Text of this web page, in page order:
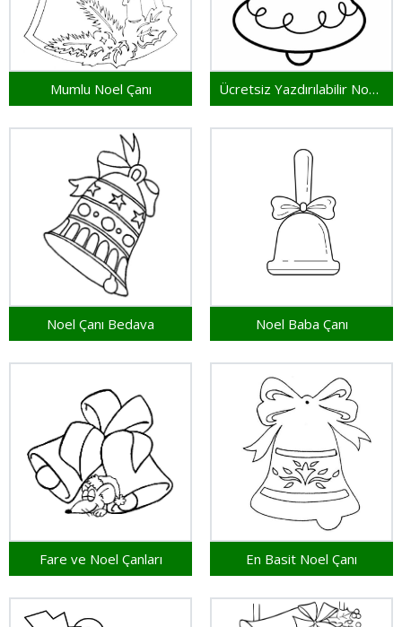
Mumlu Noel Çanı Ücretsiz Yazdırılabilir Noel Çanı
Noel Çanı Bedava Noel Baba Çanı
Fare ve Noel Çanları En Basit Noel Çanı